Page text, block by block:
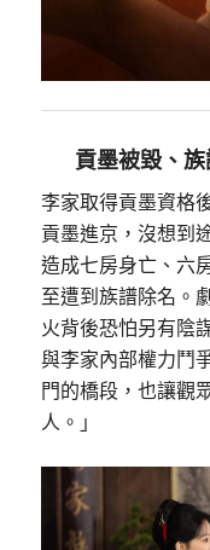
貢墨被毀、
李家取得貢墨資格
貢墨進京，沒想到
造成七房身亡、六
至遭到族譜除名。
火背後恐怕另有陰
與李家內部權力鬥
門的橋段，也讓觀
人。」